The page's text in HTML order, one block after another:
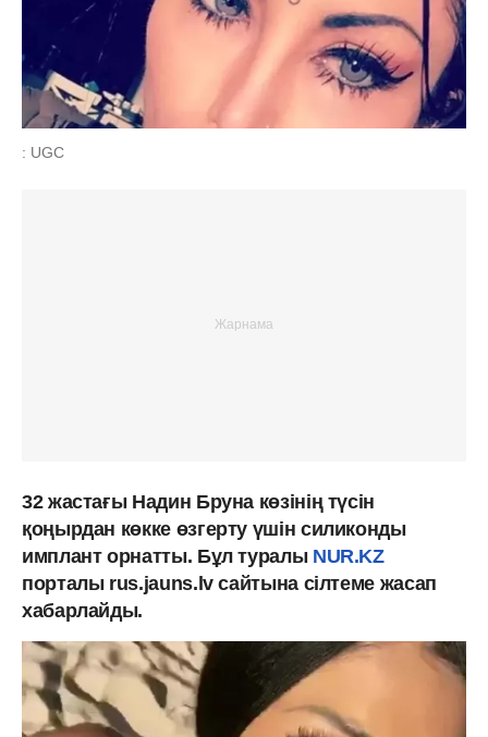
: UGC
32 жастағы Надин Бруна көзінің түсін
қоңырдан көкке өзгерту үшін силиконды
имплант орнатты. Бұл туралыNUR.KZ
порталы rus.jauns.lv сайтына сілтеме жасап
хабарлайды.